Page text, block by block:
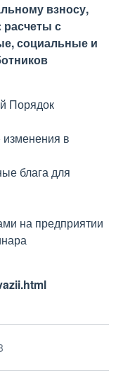
взносу,
расчеты с
социальные и
Порядок
в
блага для
на предприятии